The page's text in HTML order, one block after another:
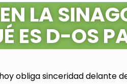
LA
ES D-OS
obliga sinceridad delante